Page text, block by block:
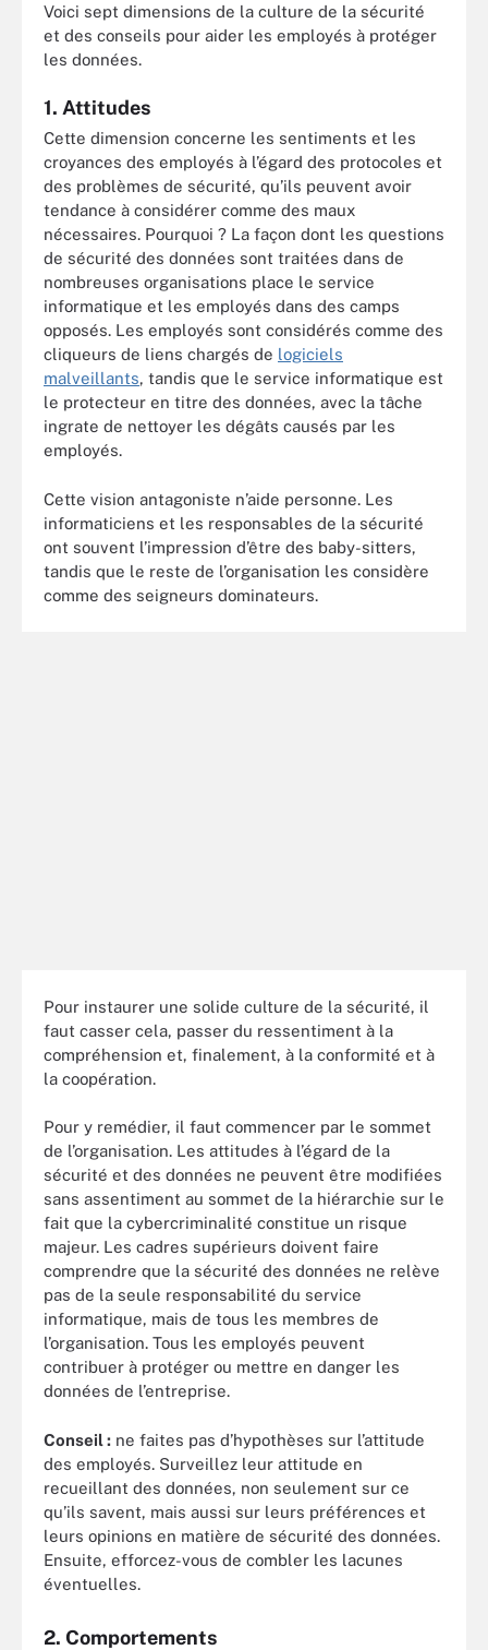
Voici sept dimensions de la culture de la sécurité
et des conseils pour aider les employés à protéger
les données.
1. Attitudes
Cette dimension concerne les sentiments et les
croyances des employés à l’égard des protocoles et
des problèmes de sécurité, qu’ils peuvent avoir
tendance à considérer comme des maux
nécessaires. Pourquoi ? La façon dont les questions
de sécurité des données sont traitées dans de
nombreuses organisations place le service
informatique et les employés dans des camps
opposés. Les employés sont considérés comme des
cliqueurs de liens chargés de logiciels
malveillants, tandis que le service informatique est
le protecteur en titre des données, avec la tâche
ingrate de nettoyer les dégâts causés par les
employés.
Cette vision antagoniste n’aide personne. Les
informaticiens et les responsables de la sécurité
ont souvent l’impression d’être des baby-sitters,
tandis que le reste de l’organisation les considère
comme des seigneurs dominateurs.
Pour instaurer une solide culture de la sécurité, il
faut casser cela, passer du ressentiment à la
compréhension et, finalement, à la conformité et à
la coopération.
Pour y remédier, il faut commencer par le sommet
de l’organisation. Les attitudes à l’égard de la
sécurité et des données ne peuvent être modifiées
sans assentiment au sommet de la hiérarchie sur le
fait que la cybercriminalité constitue un risque
majeur. Les cadres supérieurs doivent faire
comprendre que la sécurité des données ne relève
pas de la seule responsabilité du service
informatique, mais de tous les membres de
l’organisation. Tous les employés peuvent
contribuer à protéger ou mettre en danger les
données de l’entreprise.
Conseil : ne faites pas d’hypothèses sur l’attitude
des employés. Surveillez leur attitude en
recueillant des données, non seulement sur ce
qu’ils savent, mais aussi sur leurs préférences et
leurs opinions en matière de sécurité des données.
Ensuite, efforcez-vous de combler les lacunes
éventuelles.
2. Comportements